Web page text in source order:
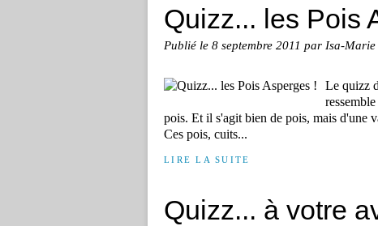
Quizz... les Pois
Publié le 8 septembre 2011 par Isa-Marie
Le quizz
pois. Et il s'agit bien de pois, mais d'une
Ces pois, cuits...
LIRE LA SUITE
Quizz... à votre